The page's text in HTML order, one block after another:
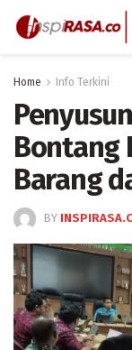
Home Info Terkini
Bontang
Barang
BY